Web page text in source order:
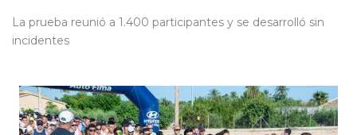
La prueba reunió a 1.400 participantes y se desarrolló sin
incidentes